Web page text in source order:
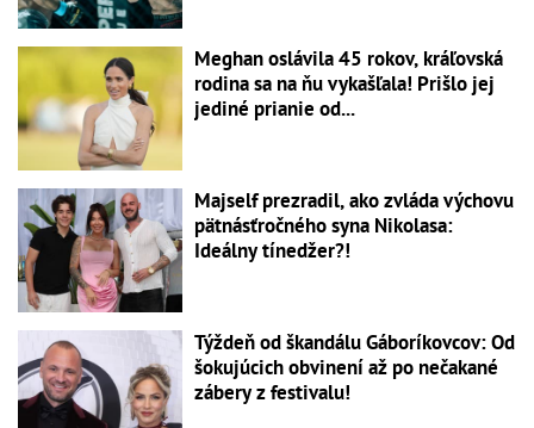
Meghan oslávila 45 rokov, kráľovská
rodina sa na ňu vykašľala! Prišlo jej
jediné prianie od...
Majself prezradil, ako zvláda výchovu
pätnásťročného syna Nikolasa:
Ideálny tínedžer?!
Týždeň od škandálu Gáboríkovcov: Od
šokujúcich obvinení až po nečakané
zábery z festivalu!